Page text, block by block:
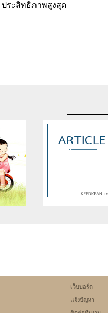
ประสิทธิภาพสูงสุด
(this
a future
keedkean.com/
嗎？入手
場行情
on line534
Libogenix –
Unterstützung für
เว็บบอร์ด
แจ้งปัญหา